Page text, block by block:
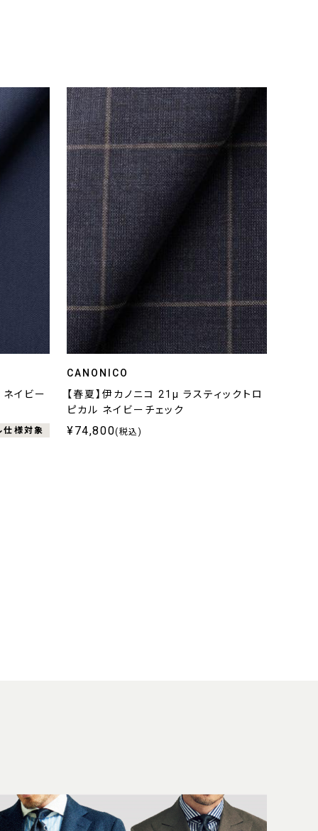
ネイビー
仕様対象
CANONICO
【春夏】伊カノニコ 21μ ラスティックトロ
ピカル ネイビーチェック
¥74,800(税込)